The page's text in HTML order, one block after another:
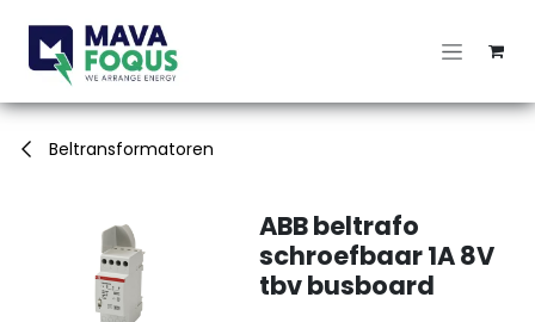
Beltransformatoren
ABB beltrafo
schroefbaar 1A 8V
tbv busboard